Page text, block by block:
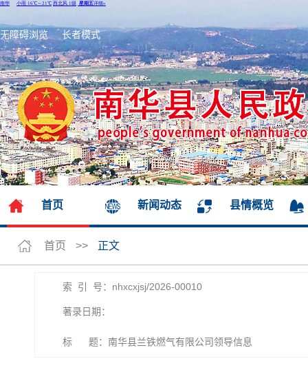
无障碍浏览 长者模式
首页 新闻动态 县情概览
首页 >> 正文
索 引 号：nhxcxjsj/2026-00010
著录日期：
标 题：南华县兰铁燃气有限公司领导信息